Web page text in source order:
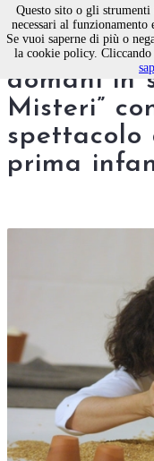
A
domani in
Misteri”
spettacolo
prima
Questo sito o gli
necessari al
Se vuoi saperne di più o
la cookie policy.